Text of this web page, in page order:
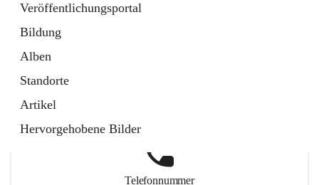
Veröffentlichungsportal
Bildung
Alben
Standorte
Artikel
Hervorgehobene Bilder
Telefonnummer